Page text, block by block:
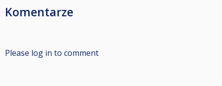
Komentarze
Please log in to comment